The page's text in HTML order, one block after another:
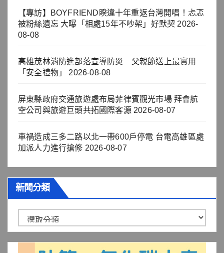
【專訪】BOYFRIEND睽違十年重返台灣開唱！忐忑
被粉絲遺忘 大曝「相處15年不吵架」好默契 2026-
08-08
高雄茂林消防進部落宣導防災 父親節送上最實用
「安全禮物」
2026-08-08
屏東縣政府交通旅遊處布局菲律賓觀光市場 拜會航
空公司與旅遊巨頭共拓國際客源 2026-08-07
車禍造成三多二路以北一帶600戶停電 台電高雄區處
加派人力進行搶修 2026-08-07
新聞分類
聞